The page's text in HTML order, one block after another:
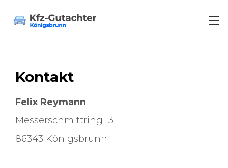
Schadengutachten
Kontakt
Felix Reymann
Messerschmittring 13
86343 Königsbrunn